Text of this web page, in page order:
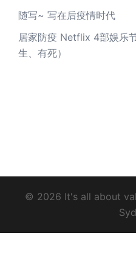
随写~ 写在后疫情时代
居家防疫 Netflix 4部娱乐
生、有死）
© 2026 It's all about